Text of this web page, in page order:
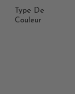
Type De
Couleur